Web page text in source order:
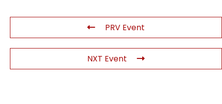
PRV Event
NXT Event